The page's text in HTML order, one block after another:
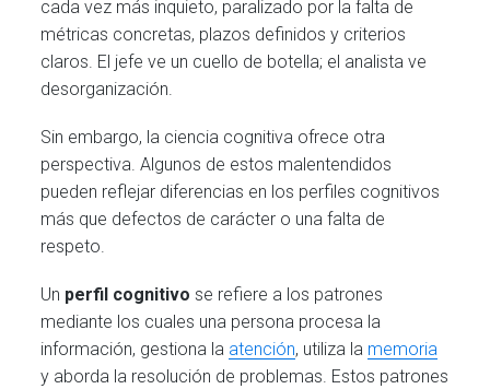
cada vez más inquieto, paralizado por la falta de
métricas concretas, plazos definidos y criterios
claros. El jefe ve un cuello de botella; el analista ve
desorganización.
Sin embargo, la ciencia cognitiva ofrece otra
perspectiva. Algunos de estos malentendidos
pueden reflejar diferencias en los perfiles cognitivos
más que defectos de carácter o una falta de
respeto.
Un perfil cognitivo se refiere a los patrones
mediante los cuales una persona procesa la
información, gestiona la atención, utiliza la memoria
y aborda la resolución de problemas. Estos patrones